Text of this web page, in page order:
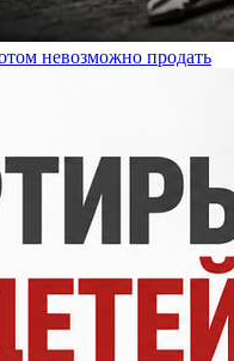
невозможно продать